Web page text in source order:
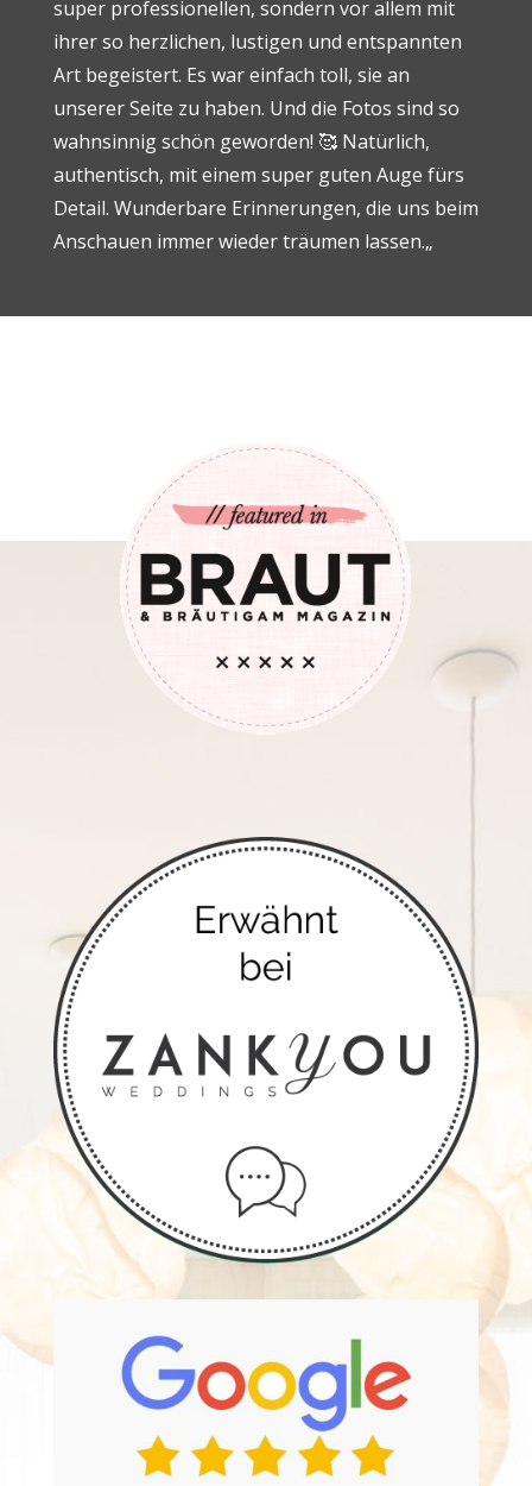
super professionellen, sondern vor allem mit
ihrer so herzlichen, lustigen und entspannten
Art begeistert. Es war einfach toll, sie an
unserer Seite zu haben. Und die Fotos sind so
wahnsinnig schön geworden! 🥰 Natürlich,
authentisch, mit einem super guten Auge fürs
Detail. Wunderbare Erinnerungen, die uns beim
Anschauen immer wieder träumen lassen.„